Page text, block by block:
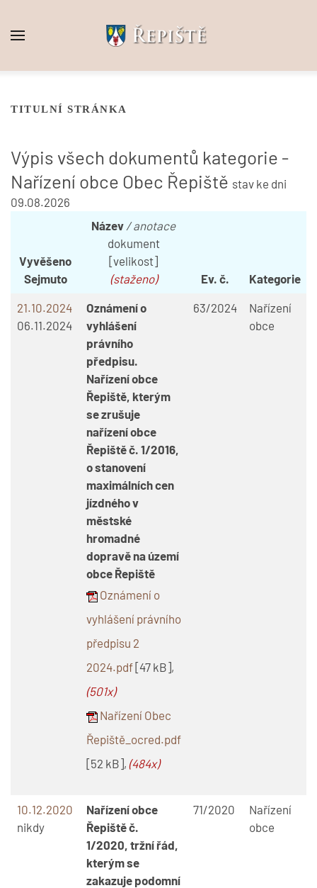
Skip to main content
TITULNÍ STRÁNKA
Výpis všech dokumentů kategorie -
Nařízení obce Obec Řepiště stav ke dni
09.08.2026
Vyvěšeno
Sejmuto
Název / anotace
dokument
[velikost]
(staženo)
Ev. č. Kategorie
21.10.2024
06.11.2024
Oznámení o
vyhlášení
právního
předpisu.
Nařízení obce
Řepiště, kterým
se zrušuje
nařízení obce
Řepiště č. 1/2016,
o stanovení
maximálních cen
jízdného v
městské
hromadné
dopravě na území
obce Řepiště
Oznámení o
vyhlášení právního
předpisu 2
2024.pdf[47 kB],
(501x)
Nařízení Obec
Řepiště_ocred.pdf
[52 kB], (484x)
63/2024
Nařízení
obce
10.12.2020
nikdy
Nařízení obce
Řepiště č.
1/2020, tržní řád,
kterým se
zakazuje podomní
71/2020
Nařízení
obce